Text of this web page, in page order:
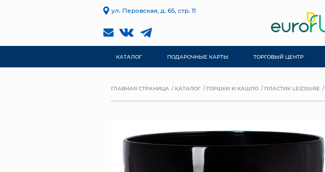
ул. Перовская, д. 65, стр. 11
КАТАЛОГ ПОДАРОЧНЫЕ КАРТЫ ТОРГОВЫЙ ЦЕНТР
ГЛАВНАЯ СТРАНИЦА КАТАЛОГ ГОРШКИ И КАШПО ПЛАСТИК LEIZISURE